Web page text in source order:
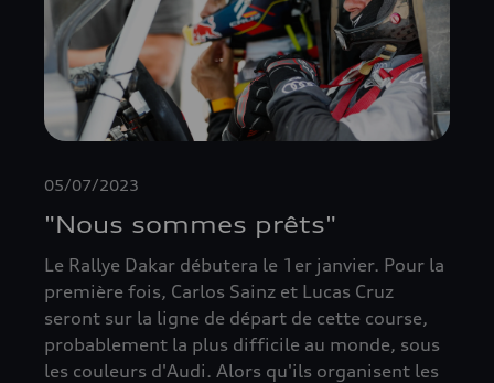
05/07/2023
"Nous sommes prêts"
Le Rallye Dakar débutera le 1er janvier. Pour la
première fois, Carlos Sainz et Lucas Cruz
seront sur la ligne de départ de cette course,
probablement la plus difficile au monde, sous
les couleurs d'Audi. Alors qu'ils organisent les